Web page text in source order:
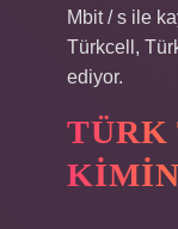
Mbit / s ile
Türkcell,
ediyor.
TÜRK